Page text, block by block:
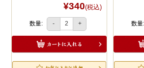
¥340(税込)
数量: - + 数量: